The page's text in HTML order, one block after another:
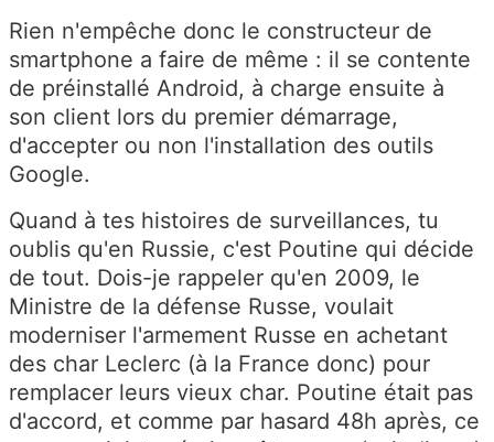
Rien n'empêche donc le constructeur de
smartphone a faire de même : il se contente
de préinstallé Android, à charge ensuite à
son client lors du premier démarrage,
d'accepter ou non l'installation des outils
Google.
Quand à tes histoires de surveillances, tu
oublis qu'en Russie, c'est Poutine qui décide
de tout. Dois-je rappeler qu'en 2009, le
Ministre de la défense Russe, voulait
moderniser l'armement Russe en achetant
des char Leclerc (à la France donc) pour
remplacer leurs vieux char. Poutine était pas
d'accord, et comme par hasard 48h après, ce